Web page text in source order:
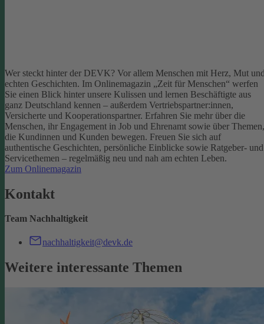
Wer steckt hinter der DEVK? Vor allem Menschen mit Herz, Mut
echten Geschichten. Im Onlinemagazin „Zeit für Menschen“ werfen
Sie einen Blick hinter unsere Kulissen und lernen Beschäftigte aus
ganz Deutschland kennen – außerdem Vertriebspartner:innen,
Versicherte und Kooperationspartner. Erfahren Sie mehr über die
Menschen, ihr Engagement in Job und Ehrenamt sowie über Themen,
die Kundinnen und Kunden bewegen. Freuen Sie sich auf
authentische Geschichten, persönliche Einblicke sowie Ratgeber- und
Servicethemen – regelmäßig neu und nah am echten Leben.
Zum Onlinemagazin
Kontakt
Team Nachhaltigkeit
nachhaltigkeit@devk.de
Weitere interessante Themen